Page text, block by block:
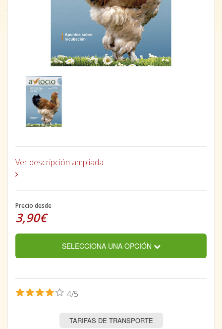
Ver descripción ampliada
Precio desde
3,90€
SELECCIONA UNA OPCIÓN
4/5
TARIFAS DE TRANSPORTE